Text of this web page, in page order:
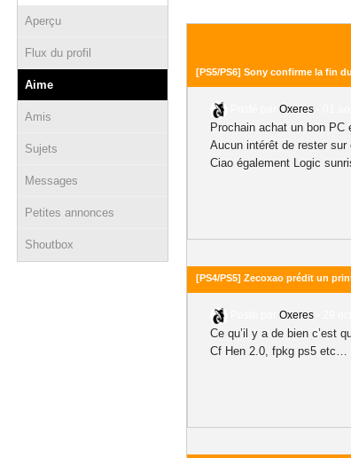
Aperçu
Flux du profil
Aime
Amis
Sujets
Messages
Petites annonces
Shoutbox
[PS5/PS6] Sony confirme la fin
Oxeres
Prochain achat un bon PC
Aucun intérêt de rester sur
Ciao également Logic
[PS4/PS5] Zecoxao prédit un
Oxeres
Ce qu’il y a de bien c’est
Cf Hen 2.0, fpkg ps5 etc…